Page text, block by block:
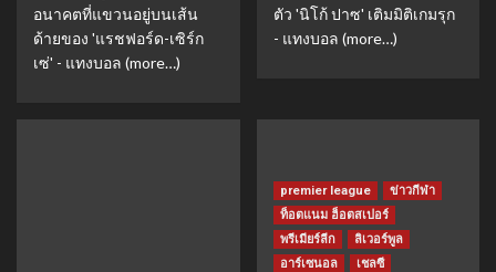
อนาคตที่แขวนอยู่บนเส้น
ด้ายของ 'แรชฟอร์ด-เซิร์ก
เซ่' - แทงบอล (more…)
ตัว 'นิโก้ ปาซ' เติมมิติเกมรุก
- แทงบอล (more…)
premier league
ข่าวกีฬา
ท็อตแนม ฮ็อตสเปอร์
พรีเมียร์ลีก
ลิเวอร์พูล
อาร์เซนอล
เชลซี